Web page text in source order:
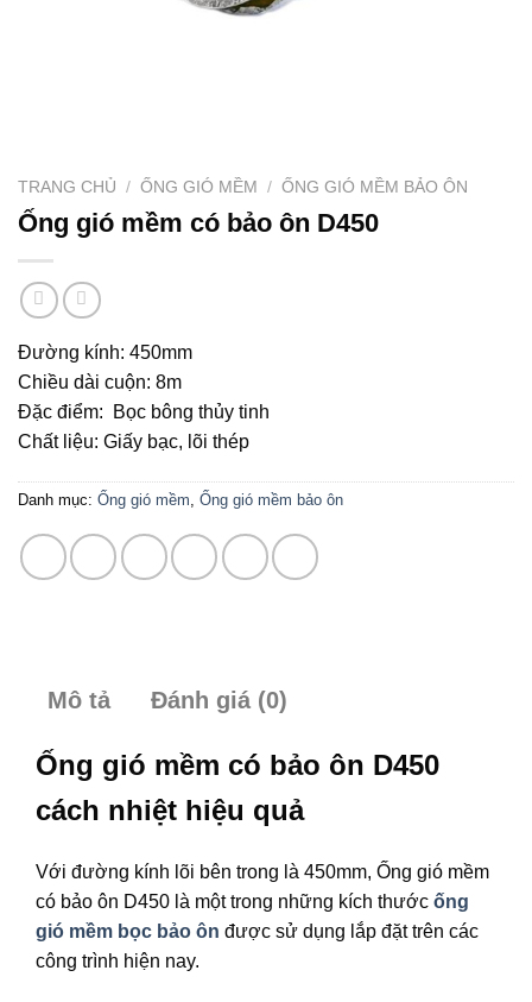
TRANG CHỦ / ỐNG GIÓ MỀM / ỐNG GIÓ MỀM BẢO ÔN
Ống gió mềm có bảo ôn D450
Đường kính: 450mm
Chiều dài cuộn: 8m
Đặc điểm: Bọc bông thủy tinh
Chất liệu: Giấy bạc, lõi thép
Danh mục: Ống gió mềm, Ống gió mềm bảo ôn
Mô tả Đánh giá (0)
Ống gió mềm có bảo ôn D450
cách nhiệt hiệu quả
Với đường kính lõi bên trong là 450mm, Ống gió mềm
có bảo ôn D450 là một trong những kích thước ống
gió mềm bọc bảo ôn được sử dụng lắp đặt trên các
công trình hiện nay.